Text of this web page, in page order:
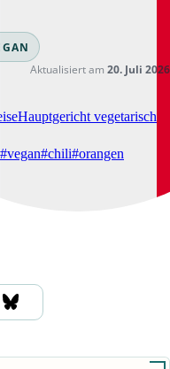
Aktualisiert am 20. Juli 2026
Hauptgericht vegetarisch
#vegan#chili#orangen